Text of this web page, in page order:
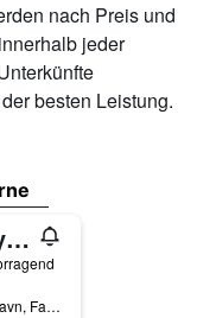
nach Preis und
jeder
besten Leistung.
Hotel Foroyar, an Ascend Collection Hotel
Gilsvegur 10, Tórshavn, Faroerinseln